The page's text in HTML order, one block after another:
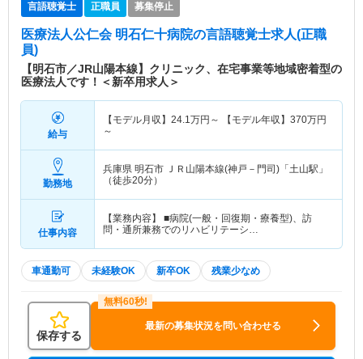
言語聴覚士 正職員 募集停止
医療法人公仁会 明石仁十病院の言語聴覚士求人(正職
員)
【明石市／JR山陽本線】クリニック、在宅事業等地域密着型の
医療法人です！＜新卒用求人＞
給与
【モデル月収】 24.1万円～ 【モデル年収】 370万円
～
勤務地
兵庫県 明石市 ＪＲ山陽本線(神戸－門司)「土山駅」
（徒歩20分）
仕事内容
【業務内容】 ■病院(一般・回復期・療養型)、訪
問・通所兼務でのリハビリテーシ…
車通勤可 未経験OK 新卒OK 残業少なめ
保存する
最新の募集状況を問い合わせる